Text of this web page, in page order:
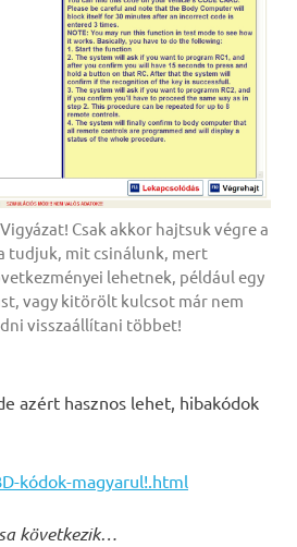
Csak akkor hajtsuk végre a
tudjuk, mit csinálunk, mert
lehetnek, például egy
vagy kitörölt kulcsot már nem
visszaállítani többet!
azért hasznos lehet, hibakódok
kódok-magyarul!.html
következik…